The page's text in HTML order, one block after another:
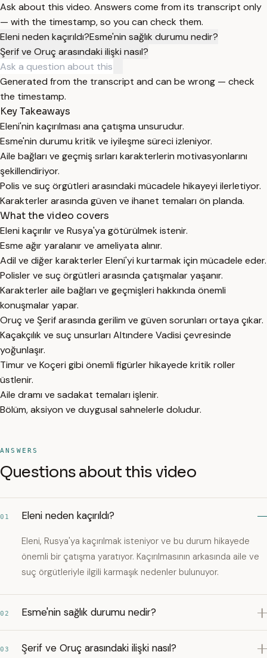
Ask about this video. Answers come from its transcript only
— with the timestamp, so you can check them.
Eleni neden kaçırıldı?Esme'nin sağlık durumu nedir?
Şerif ve Oruç arasındaki ilişki nasıl?
Generated from the transcript and can be wrong — check
the timestamp.
Key Takeaways
Eleni'nin kaçırılması ana çatışma unsurudur.
Esme'nin durumu kritik ve iyileşme süreci izleniyor.
Aile bağları ve geçmiş sırları karakterlerin motivasyonlarını
şekillendiriyor.
Polis ve suç örgütleri arasındaki mücadele hikayeyi ilerletiyor.
Karakterler arasında güven ve ihanet temaları ön planda.
What the video covers
Eleni kaçırılır ve Rusya'ya götürülmek istenir.
Esme ağır yaralanır ve ameliyata alınır.
Adil ve diğer karakterler Eleni'yi kurtarmak için mücadele eder.
Polisler ve suç örgütleri arasında çatışmalar yaşanır.
Karakterler aile bağları ve geçmişleri hakkında önemli
konuşmalar yapar.
Oruç ve Şerif arasında gerilim ve güven sorunları ortaya çıkar.
Kaçakçılık ve suç unsurları Altındere Vadisi çevresinde
yoğunlaşır.
Timur ve Koçeri gibi önemli figürler hikayede kritik roller
üstlenir.
Aile dramı ve sadakat temaları işlenir.
Bölüm, aksiyon ve duygusal sahnelerle doludur.
ANSWERS
Questions about this video
01 Eleni neden kaçırıldı?
Eleni, Rusya'ya kaçırılmak isteniyor ve bu durum hikayede
önemli bir çatışma yaratıyor. Kaçırılmasının arkasında aile ve
suç örgütleriyle ilgili karmaşık nedenler bulunuyor.
02 Esme'nin sağlık durumu nedir?
03 Şerif ve Oruç arasındaki ilişki nasıl?